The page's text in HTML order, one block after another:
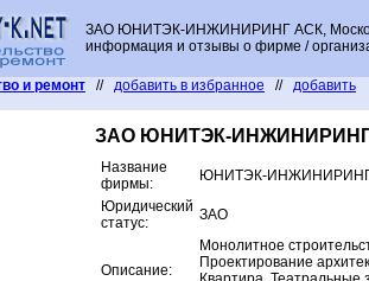
ЗАО ЮНИТЭК-ИНЖИНИРИНГ АСК,
информация и отзывы о фирме /
и ремонт // добавить в избранное // добавить
ЗАО ЮНИТЭК-
Название
фирмы:
ЮНИТЭК-
Юридический
статус:
ЗАО
Описание:
Монолитное
Проектирование